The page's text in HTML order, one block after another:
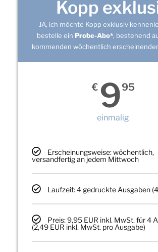
Kopp
JA, ich möchte Kopp exklusiv
bestelle ein Probe-Abo*, bestehend
kommenden wöchentlich
€ 995
einmalig
Erscheinungsweise: wöchentlich,
versandfertig an jedem Mittwoch
Laufzeit: 4 gedruckte Ausgaben
Preis: 9,95 EUR inkl. MwSt. für 4
(2,49 EUR inkl. MwSt. pro Ausgabe)